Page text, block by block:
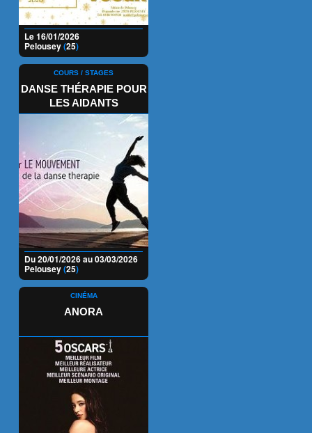
Le 16/01/2026
Pelousey(25)
COURS / STAGES
DANSE THÉRAPIE POUR
LES AIDANTS
Du 20/01/2026 au 03/03/2026
Pelousey(25)
CINÉMA
ANORA